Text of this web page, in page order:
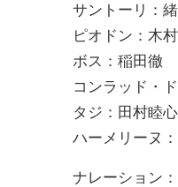
サントーリ：
ピオドン：木
ボス：稲田徹
コンラッド・
タジ：田村睦心
ハーメリーヌ
ナレーション